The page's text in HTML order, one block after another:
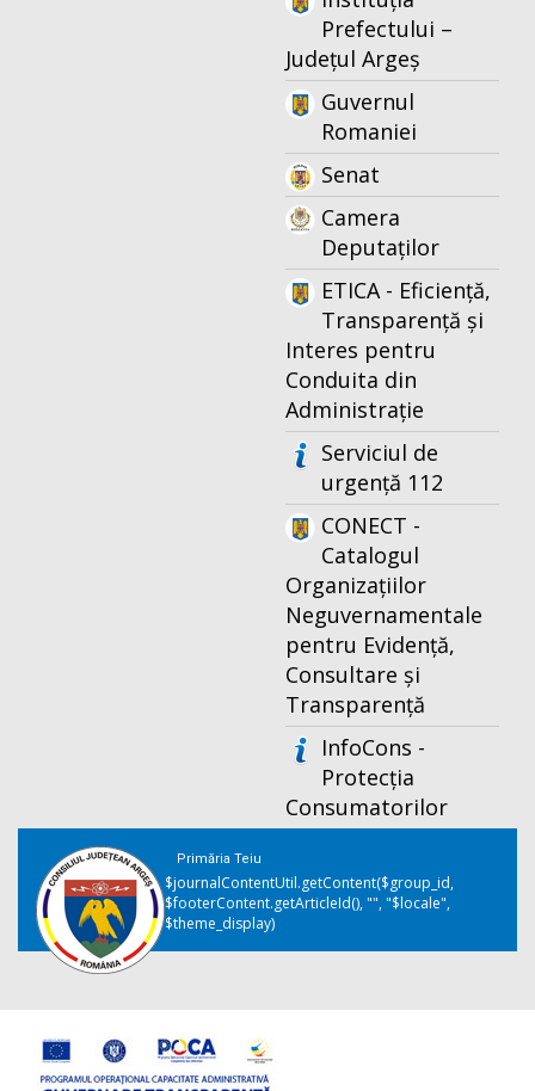
Prefectului –
Județul Argeș
Guvernul
Romaniei
Senat
Camera
Deputaților
ETICA - Eficiență,
Transparență și
Interes pentru
Conduita din
Administrație
Serviciul de
urgență 112
CONECT -
Catalogul
Organizațiilor
Neguvernamentale
pentru Evidență,
Consultare și
Transparență
InfoCons -
Protecția
Consumatorilor
Primăria Teiu
$journalContentUtil.getContent($group_id,
$footerContent.getArticleId(), "", "$locale",
$theme_display)